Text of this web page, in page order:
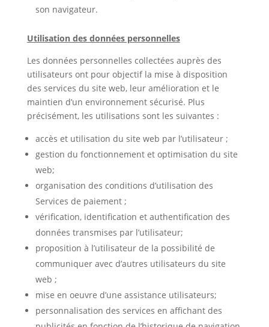
son navigateur.
Utilisation des données personnelles
Les données personnelles collectées auprès des
utilisateurs ont pour objectif la mise à disposition
des services du site web, leur amélioration et le
maintien d’un environnement sécurisé. Plus
précisément, les utilisations sont les suivantes :
accès et utilisation du site web par l’utilisateur ;
gestion du fonctionnement et optimisation du site
web;
organisation des conditions d’utilisation des
Services de paiement ;
vérification, identification et authentification des
données transmises par l’utilisateur;
proposition à l’utilisateur de la possibilité de
communiquer avec d’autres utilisateurs du site
web ;
mise en oeuvre d’une assistance utilisateurs;
personnalisation des services en affichant des